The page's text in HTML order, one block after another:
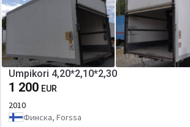
Umpikori 4,20*2,10*2,30
1 200 EUR
2010
Финска, Forssa